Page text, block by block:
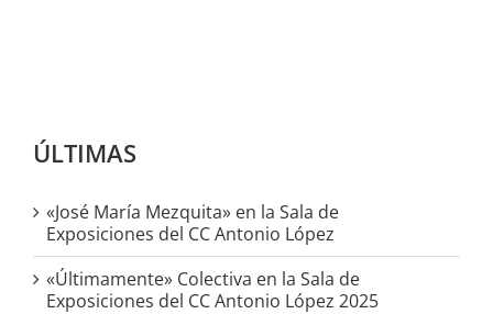
ÚLTIMAS
«José María Mezquita» en la Sala de
Exposiciones del CC Antonio López
«Últimamente» Colectiva en la Sala de
Exposiciones del CC Antonio López 2025